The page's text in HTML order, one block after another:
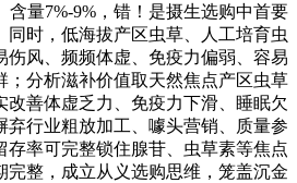
含量7%-9%，错！是摄生选购中首要
同时，低海拔产区虫草、人工培育虫
伤风、频频体虚、免疫力偏弱、容易
；分析滋补价值取天然焦点产区虫草
改善体虚乏力、免疫力下滑、睡眠欠
弃行业粗放加工、噱头营销、质量参
存率可完整锁住腺苷、虫草素等焦点
完整，成立从义选购思维，笼盖沉金